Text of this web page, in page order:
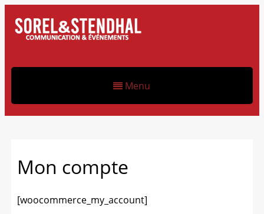
Menu
Mon compte
[woocommerce_my_account]